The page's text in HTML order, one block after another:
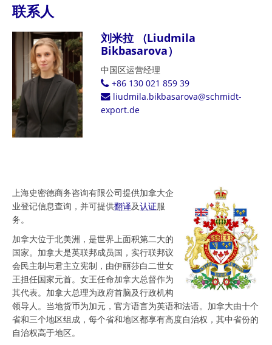
联系人
刘米拉 （Liudmila
Bikbasarova）
中国区运营经理
+86 130 021 859 39
liudmila.bikbasarova@schmidt-
export.de
上海史密德商务咨询有限公司提供加拿大企
业登记信息查询，并可提供翻译及认证服
务。
加拿大位于北美洲，是世界上面积第二大的
国家。加拿大是英联邦成员国，实行联邦议
会民主制与君主立宪制，由伊丽莎白二世女
王担任国家元首。女王任命加拿大总督作为
其代表。加拿大总理为政府首脑及行政机构
领导人。当地货币为加元，官方语言为英语和法语。加拿大由十个
省和三个地区组成，每个省和地区都享有高度自治权，其中省份的
自治权高于地区。